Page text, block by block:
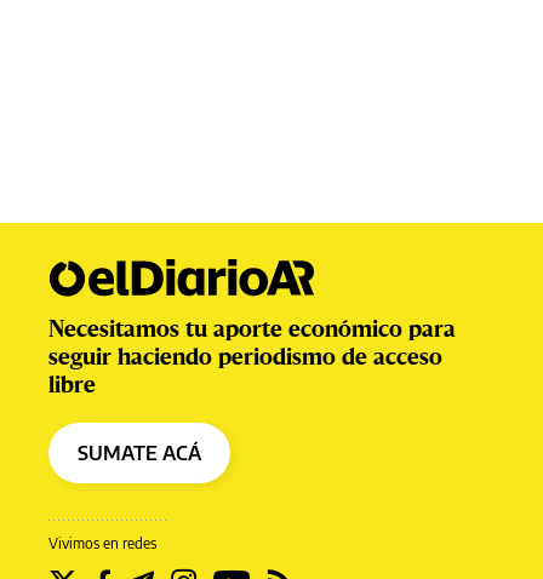
Vivimos en redes
Necesitamos tu aporte económico para
seguir haciendo periodismo de acceso
libre
SUMATE ACÁ